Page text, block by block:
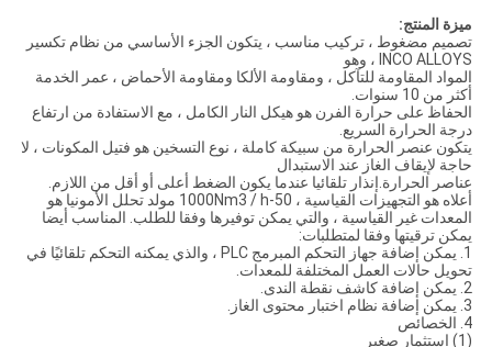
ميزة المنتج:
تصميم مضغوط ، تركيب مناسب ، يتكون الجزء الأساسي من نظام تكسير
INCO ALLOYS ، وهو
المواد المقاومة للتآكل ، ومقاومة الألكا ومقاومة الأحماض ، عمر الخدمة
أكثر من 10 سنوات.
الحفاظ على حرارة الفرن هو هيكل النار الكامل ، مع الاستفادة من ارتفاع
درجة الحرارة السريع.
يتكون عنصر الحرارة من سبيكة كاملة ، نوع التسخين هو فتيل المكونات ، لا
حاجة لإيقاف الغاز عند الاستبدال
عناصر الحرارة.إنذار تلقائيا عندما يكون الضغط أعلى أو أقل من اللازم.
أعلاه هو التجهيزات القياسية ، 50-1000Nm3 / h مولد تحلل الأمونيا هو
المعدات غير القياسية ، والتي يمكن توفيرها وفقا للطلب. المناسب أيضا
يمكن ترقيتها وفقا لمتطلبات:
1. يمكن إضافة جهاز التحكم المبرمج PLC ، والذي يمكنه التحكم تلقائيًا في
تحويل حالات العمل المختلفة للمعدات.
2. يمكن إضافة كاشف نقطة الندى.
3. يمكن إضافة نظام اختبار محتوى الغاز.
4. الخصائص
(1) استثمار صغير